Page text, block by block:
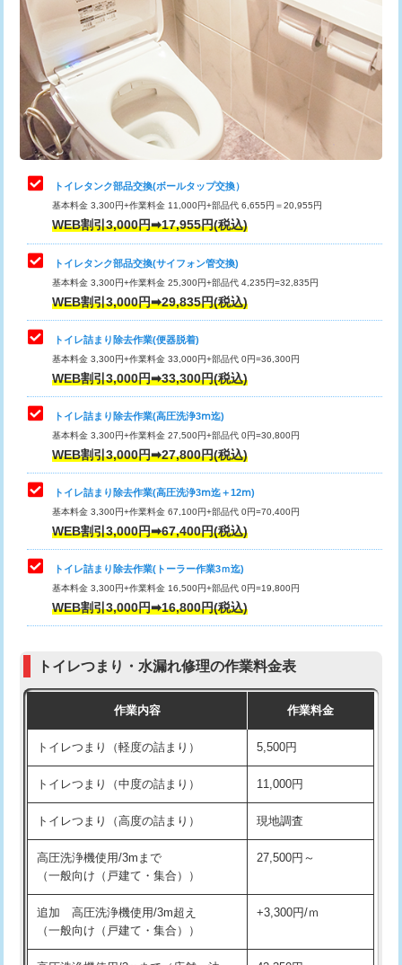
トイレタンク部品交換(ボールタップ交換）
基本料金 3,300円+作業料金 11,000円+部品代 6,655円＝20,955円
WEB割引3,000円➡17,955円(税込)
トイレタンク部品交換(サイフォン管交換)
基本料金 3,300円+作業料金 25,300円+部品代 4,235円=32,835円
WEB割引3,000円➡29,835円(税込)
トイレ詰まり除去作業(便器脱着)
基本料金 3,300円+作業料金 33,000円+部品代 0円=36,300円
WEB割引3,000円➡33,300円(税込)
トイレ詰まり除去作業(高圧洗浄3ⅿ迄)
基本料金 3,300円+作業料金 27,500円+部品代 0円=30,800円
WEB割引3,000円➡27,800円(税込)
トイレ詰まり除去作業(高圧洗浄3ⅿ迄＋12ⅿ)
基本料金 3,300円+作業料金 67,100円+部品代 0円=70,400円
WEB割引3,000円➡67,400円(税込)
トイレ詰まり除去作業(トーラー作業3ｍ迄)
基本料金 3,300円+作業料金 16,500円+部品代 0円=19,800円
WEB割引3,000円➡16,800円(税込)
トイレつまり・水漏れ修理の作業料金表
作業内容 作業料金
トイレつまり（軽度の詰まり） 5,500円
トイレつまり（中度の詰まり） 11,000円
トイレつまり（高度の詰まり） 現地調査
高圧洗浄機使用/3mまで
（一般向け（戸建て・集合））
27,500円～
追加 高圧洗浄機使用/3m超え
（一般向け（戸建て・集合））
+3,300円/ｍ